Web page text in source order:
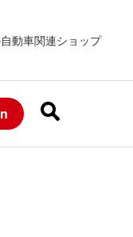
動車関連ショップ